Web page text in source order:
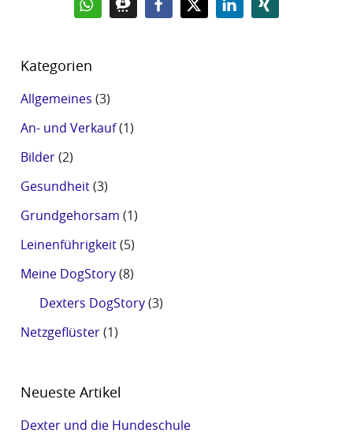
Kategorien
Allgemeines (3)
An- und Verkauf(1)
Bilder(2)
Gesundheit(3)
Grundgehorsam (1)
Leinenführigkeit(5)
Meine DogStory(8)
Dexters DogStory(3)
Netzgeflüster(1)
Neueste Artikel
Dexter und die Hundeschule